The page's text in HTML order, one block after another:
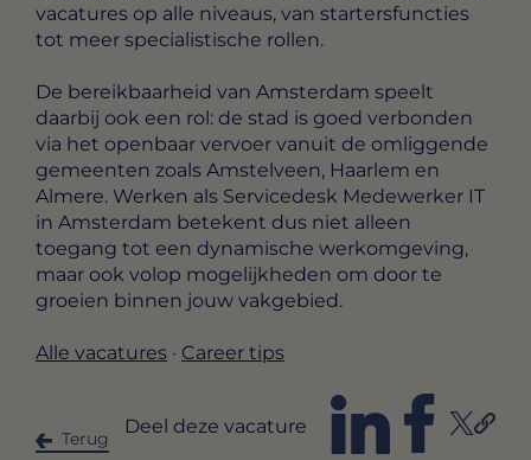
vacatures op alle niveaus, van startersfuncties
tot meer specialistische rollen.
De bereikbaarheid van Amsterdam speelt
daarbij ook een rol: de stad is goed verbonden
via het openbaar vervoer vanuit de omliggende
gemeenten zoals Amstelveen, Haarlem en
Almere. Werken als Servicedesk Medewerker IT
in Amsterdam betekent dus niet alleen
toegang tot een dynamische werkomgeving,
maar ook volop mogelijkheden om door te
groeien binnen jouw vakgebied.
Alle vacatures · Career tips
Terug
Deel deze vacature